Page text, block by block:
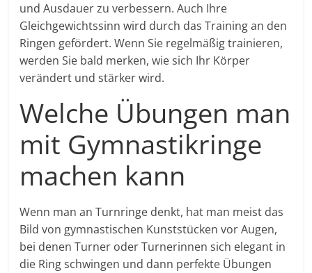
und Ausdauer zu verbessern. Auch Ihre
Gleichgewichtssinn wird durch das Training an den
Ringen gefördert. Wenn Sie regelmäßig trainieren,
werden Sie bald merken, wie sich Ihr Körper
verändert und stärker wird.
Welche Übungen man
mit Gymnastikringe
machen kann
Wenn man an Turnringe denkt, hat man meist das
Bild von gymnastischen Kunststücken vor Augen,
bei denen Turner oder Turnerinnen sich elegant in
die Ring schwingen und dann perfekte Übungen